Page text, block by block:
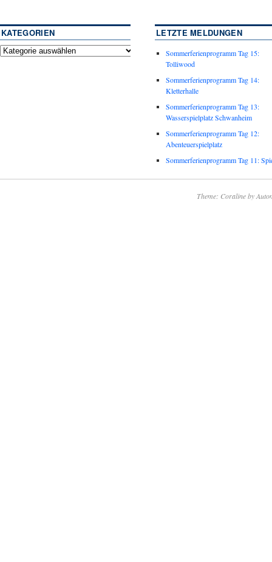
KATEGORIEN LETZTE MELDUNGEN
Sommerferienprogramm Tag 15:
Tolliwood
Sommerferienprogramm Tag 14:
Kletterhalle
Sommerferienprogramm Tag 13:
Wasserspielplatz Schwanheim
Sommerferienprogramm Tag 12:
Abenteuerspielplatz
Sommerferienprogramm Tag 11:
Theme: Coraline by